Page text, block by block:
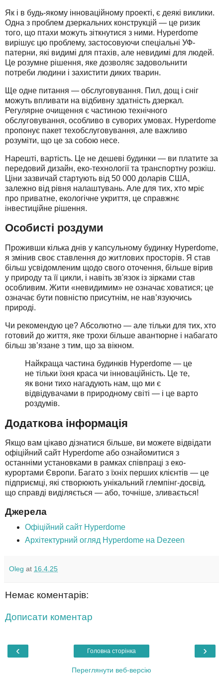
Як і в будь-якому інноваційному проекті, є деякі виклики.
Одна з проблем дзеркальних конструкцій — це ризик
того, що птахи можуть зіткнутися з ними. Hyperdome
вирішує цю проблему, застосовуючи спеціальні УФ-
патерни, які видимі для птахів, але невидимі для людей.
Це розумне рішення, яке дозволяє задовольнити
потреби людини і захистити диких тварин.
Ще одне питання — обслуговування. Пил, дощ і сніг
можуть впливати на відбивну здатність дзеркал.
Регулярне очищення є частиною технічного
обслуговування, особливо в суворих умовах. Hyperdome
пропонує пакет техобслуговування, але важливо
розуміти, що це за собою несе.
Нарешті, вартість. Це не дешеві будинки — ви платите за
передовий дизайн, еко-технології та транспортну розкіш.
Ціни зазвичай стартують від 50 000 доларів США,
залежно від рівня налаштувань. Але для тих, хто мріє
про приватне, екологічне укриття, це справжнє
інвестиційне рішення.
Особисті роздуми
Проживши кілька днів у капсульному будинку Hyperdome,
я змінив своє ставлення до житлових просторів. Я став
більш усвідомленим щодо свого оточення, більше вірив
у природу та її цикли, і навіть зв'язок із зірками став
особливим. Жити «невидимим» не означає ховатися; це
означає бути повністю присутнім, не нав’язуючись
природі.
Чи рекомендую це? Абсолютно — але тільки для тих, хто
готовий до життя, яке трохи більше авантюрне і набагато
більш зв’язане з тим, що за вікном.
Найкраща частина будинків Hyperdome — це
не тільки їхня краса чи інноваційність. Це те,
як вони тихо нагадують нам, що ми є
відвідувачами в природному світі — і це варто
роздумів.
Додаткова інформація
Якщо вам цікаво дізнатися більше, ви можете відвідати
офіційний сайт Hyperdome або ознайомитися з
останніми установками в рамках співпраці з еко-
курортами Європи. Багато з їхніх перших клієнтів — це
підприємці, які створюють унікальний глемпінг-досвід,
що справді виділяється — або, точніше, зливається!
Джерела
Офіційний сайт Hyperdome
Архітектурний огляд Hyperdome на Dezeen
Oleg at 16.4.25
Немає коментарів:
Дописати коментар
‹ ›
Головна сторінка
Переглянути веб-версію